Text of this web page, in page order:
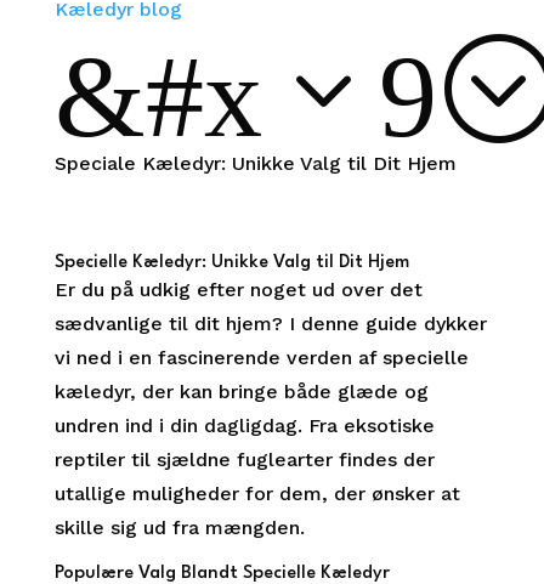
Kæledyr blog
Speciale Kæledyr: Unikke Valg til Dit Hjem
Specielle Kæledyr: Unikke Valg til Dit Hjem
Er du på udkig efter noget ud over det
sædvanlige til dit hjem? I denne guide dykker
vi ned i en fascinerende verden af specielle
kæledyr, der kan bringe både glæde og
undren ind i din dagligdag. Fra eksotiske
reptiler til sjældne fuglearter findes der
utallige muligheder for dem, der ønsker at
skille sig ud fra mængden.
Populære Valg Blandt Specielle Kæledyr